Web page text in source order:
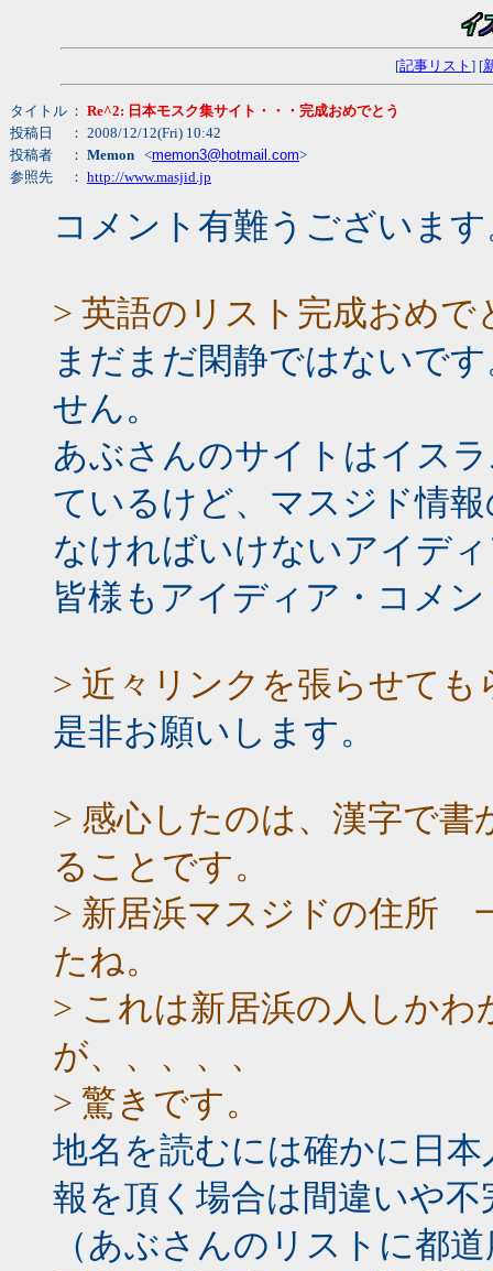
[記事リスト ] [
タイトル ： Re^2: 日本モスク集サイト・・・完成おめでとう
投稿日
： 2008/12/12(Fri) 10:42
投稿者
： Memon <memon3@hotmail.com>
参照先
： http://www.masjid.jp
コメント有難うございま
> 英語のリスト完成おめで
まだまだ閑静ではないで
せん。
あぶさんのサイトはイス
ているけど、マスジド情
なければいけないアイデ
皆様もアイディア・コメ
> 近々リンクを張らせても
是非お願いします。
> 感心したのは、漢字で
ることです。
> 新居浜マスジドの住所
たね。
> これは新居浜の人しか
が、、、、、
> 驚きです。
地名を読むには確かに日
報を頂く場合は間違いや
（あぶさんのリストに都